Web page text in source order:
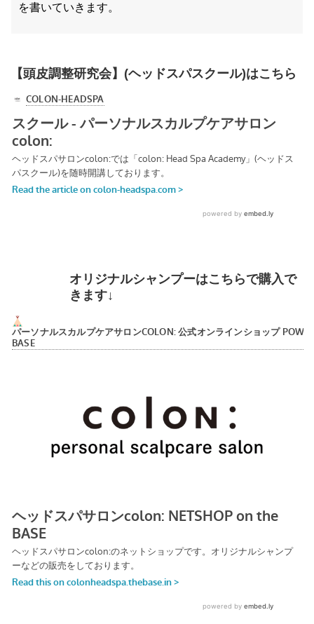
を書いていきます。
【頭皮調整研究会】(ヘッドスパスクール)はこちら
オリジナルシャンプーはこちらで購入で
きます↓